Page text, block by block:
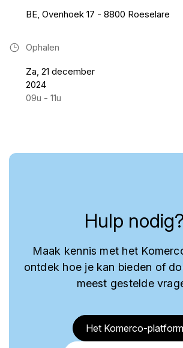
BE, Ovenhoek 17 - 8800 Roeselare
Ophalen
Za, 21 december
2024
09u - 11u
Hulp nodig?
Maak kennis met het
ontdek hoe je kan bieden of
meest gestelde
Het Komerco-platform